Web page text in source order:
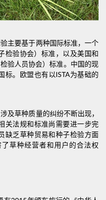
主要基于两种国际标准，一个
检验协会）标准，以及美国和
验人员协会）标准。中国的现
标。欧盟也有以ISTA为基础的
草种质量的纠纷不断出现，
关法规和标准尚需要进一步完
缺乏草种贸易和种子检验方面
草种经营者和用户的合法权